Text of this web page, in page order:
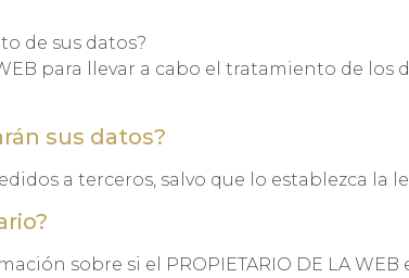
de sus datos?
para llevar a cabo el tratamiento de
sus datos?
a terceros, salvo que lo establezca la
sobre si el PROPIETARIO DE LA